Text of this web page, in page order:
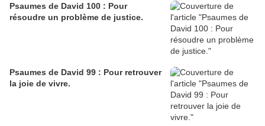
Psaumes de David 100 : Pour
résoudre un problème de justice.
Psaumes de David 99 : Pour retrouver
la joie de vivre.